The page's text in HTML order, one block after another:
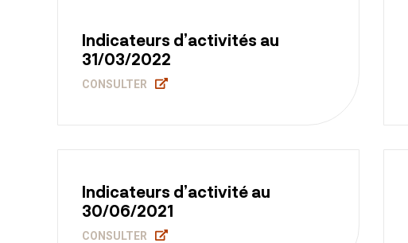
Indicateurs d’activités au
31/03/2022
CONSULTER
Indicateurs d’activité au
30/06/2021
CONSULTER